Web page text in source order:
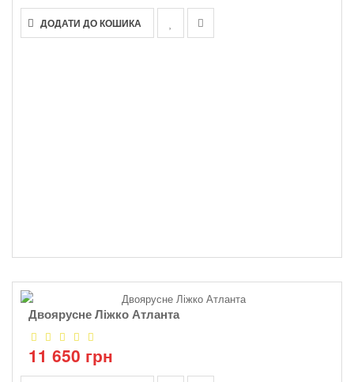
ДОДАТИ ДО КОШИКА
Двоярусне Ліжко Атланта
11 650 грн